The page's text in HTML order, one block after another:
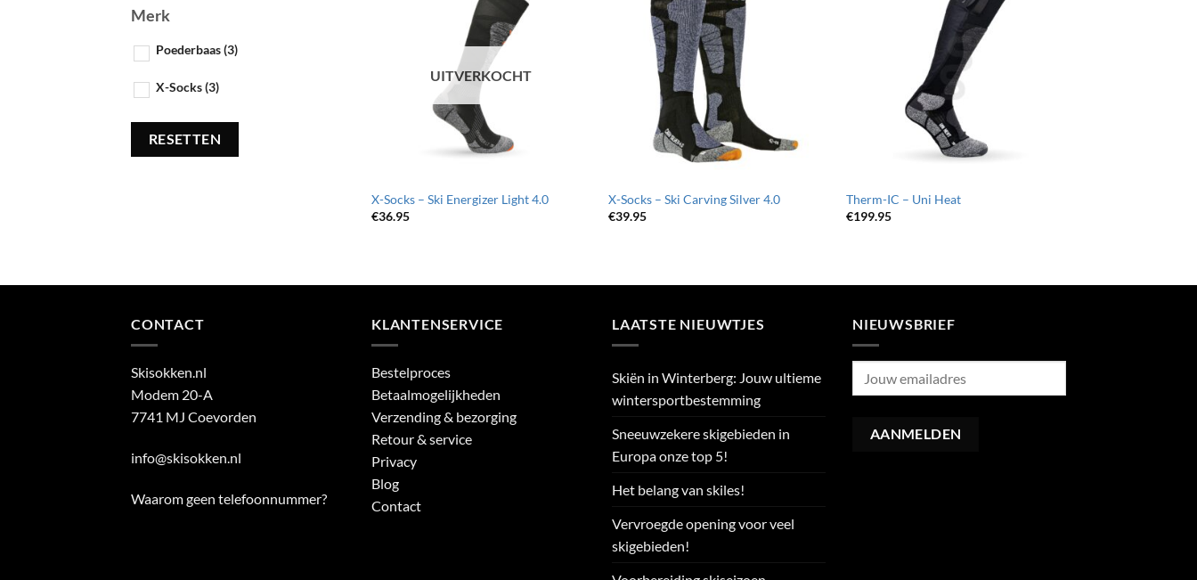
Merk
Poederbaas(3)
X-Socks(3)
RESETTEN
Toevoegen
UITVERKOCHT
X-Socks – Ski Energizer Light 4.0
€36.95
X-Socks – Ski Carving Silver 4.0
€39.95
Toevoegen
Therm-IC – Uni Heat
€199.95
CONTACT
Skisokken.nl
Modem 20-A
7741 MJ Coevorden
info@skisokken.nl
Waarom geen telefoonnummer?
KLANTENSERVICE
Bestelproces
Betaalmogelijkheden
Verzending & bezorging
Retour & service
Privacy
Blog
Contact
LAATSTE NIEUWTJES
Skiën in Winterberg: Jouw ultieme
wintersportbestemming
Sneeuwzekere skigebieden in
Europa onze top 5!
Het belang van skiles!
Vervroegde opening voor veel
skigebieden!
NIEUWSBRIEF